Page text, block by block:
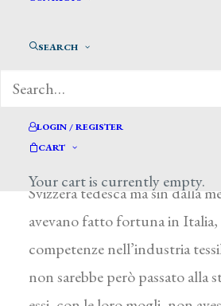
SEARCH
LOGIN / REGISTER
CART
Your cart is currently empty.
gennaio 2016
Gran lavoratori e dotati di un
Svizzera tedesca ma sin dalla
avevano fatto fortuna in
competenze nell’industria
non sarebbe però passato alla